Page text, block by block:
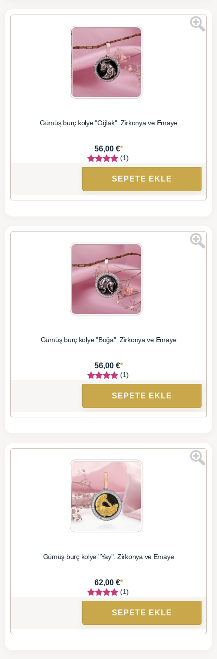
Gümüş burç kolye "Oğlak". Zirkonya ve Emaye
56,00 €*
(1)
SEPETE EKLE
Gümüş burç kolye "Boğa". Zirkonya ve Emaye
56,00 €*
(1)
SEPETE EKLE
Gümüş burç kolye "Yay". Zirkonya ve Emaye
62,00 €*
(1)
SEPETE EKLE